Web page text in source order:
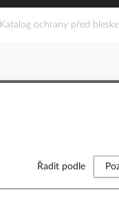
Katalog ochrany před
Řadit podle